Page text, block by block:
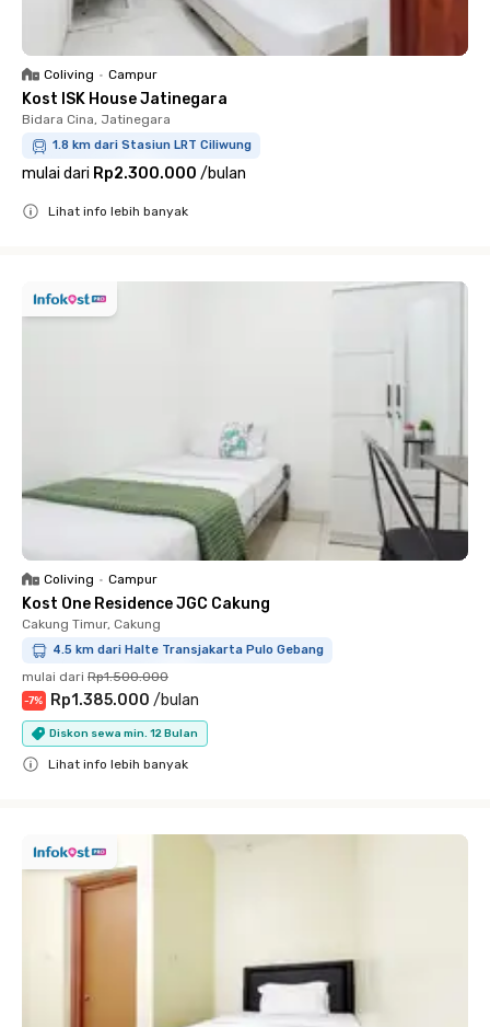
Coliving • Campur
Kost ISK House Jatinegara
Bidara Cina, Jatinegara
1.8 km dari Stasiun LRT Ciliwung
mulai dari Rp2.300.000 /bulan
Lihat info lebih banyak
Coliving • Campur
Kost One Residence JGC Cakung
Cakung Timur, Cakung
4.5 km dari Halte Transjakarta Pulo Gebang
mulai dari Rp1.500.000
-7% Rp1.385.000 /bulan
Diskon sewa min. 12 Bulan
Lihat info lebih banyak